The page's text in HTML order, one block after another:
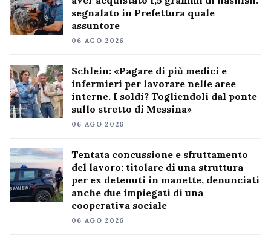
segnalato in Prefettura quale
assuntore
06 AGO 2026
Schlein: «Pagare di più medici e
infermieri per lavorare nelle aree
interne. I soldi? Togliendoli dal ponte
sullo stretto di Messina»
06 AGO 2026
Tentata concussione e sfruttamento
del lavoro: titolare di una struttura
per ex detenuti in manette, denunciati
anche due impiegati di una
cooperativa sociale
06 AGO 2026